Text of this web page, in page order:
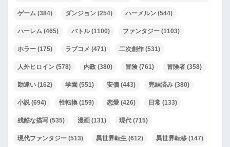
ゲーム (384) ダンジョン (254) ハーメルン (544)
ハーレム (465) バトル(1100) ファンタジー (1103)
ホラー (175) ラブコメ (471) 二次創作 (531)
人外ヒロイン (578) 内政 (380) 冒険 (761) 冒険者 (358)
勘違い (162) 学園 (551) 安価 (443) 完結済み (380)
小説(694) 性転換 (159) 恋愛 (426) 日常 (133)
残酷な描写 (535) 漫画 (131) 現代 (715)
現代ファンタジー (513) 異世界転生 (612) 異世界転移 (147)